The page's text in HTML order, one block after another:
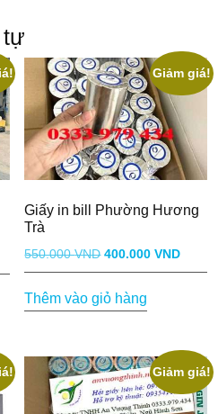
tự
VND
Giảm giá!
Giấy in bill Phường Hương
Trà
550.000VND Giá
gốc
là:
400.000VNDGiá
hiện
Thêm vào giỏ hàng
Giảm giá!